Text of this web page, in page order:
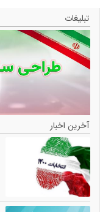
تبلیغات
آخرین اخبار